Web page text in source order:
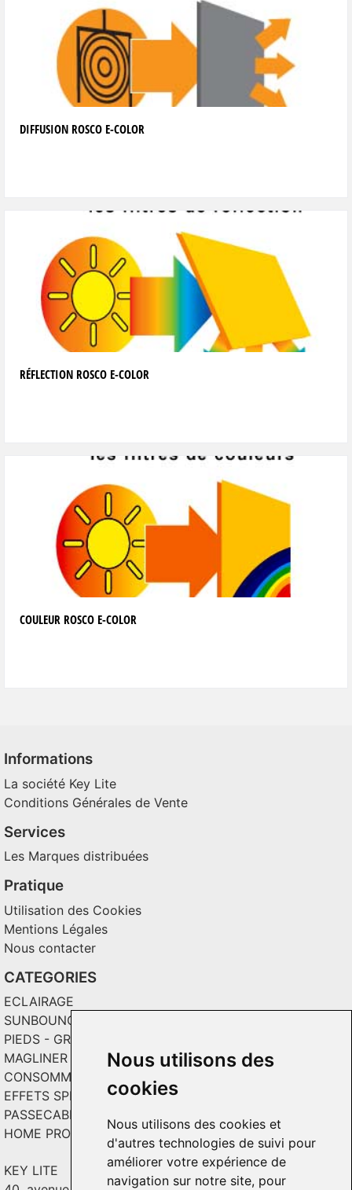
Nous utilisons des
cookies
Nous utilisons des cookies et
d'autres technologies de suivi pour
améliorer votre expérience de
navigation sur notre site, pour
DIFFUSION ROSCO E-COLOR
RÉFLECTION ROSCO E-COLOR
COULEUR ROSCO E-COLOR
Informations
La société Key Lite
Conditions Générales de Vente
Services
Les Marques distribuées
Pratique
Utilisation des Cookies
Mentions Légales
Nous contacter
CATEGORIES
ECLAIRAGE
SUNBOUNCE
PIEDS - GRIPS - TOILES
MAGLINER CHARIOTS
CONSOMMABLES / SOLS VINYL
EFFETS SPECIAUX ET INCRUSTATION
PASSECABLE
HOME PRODUCT
KEY LITE